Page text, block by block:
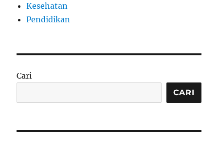
Kesehatan
Pendidikan
Cari
CARI